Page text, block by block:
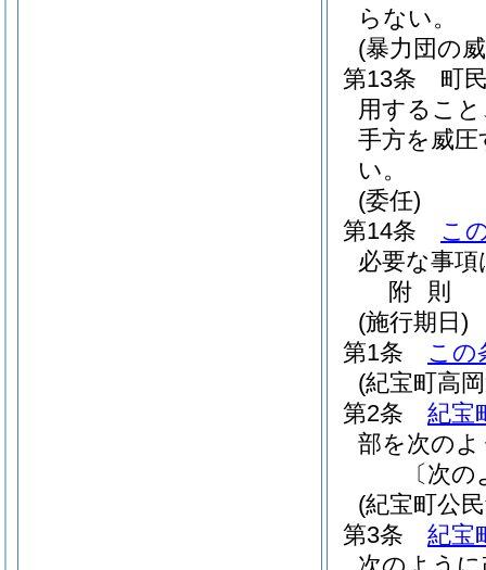
らない。
(暴力団の
第13条
町
用するこ
手方を威
い。
(委任)
第14条
こ
必要な事
附 則
(施行期日)
第1条
この
(紀宝町高
第2条
紀宝
部を次の
〔次
(紀宝町公
第3条
紀宝